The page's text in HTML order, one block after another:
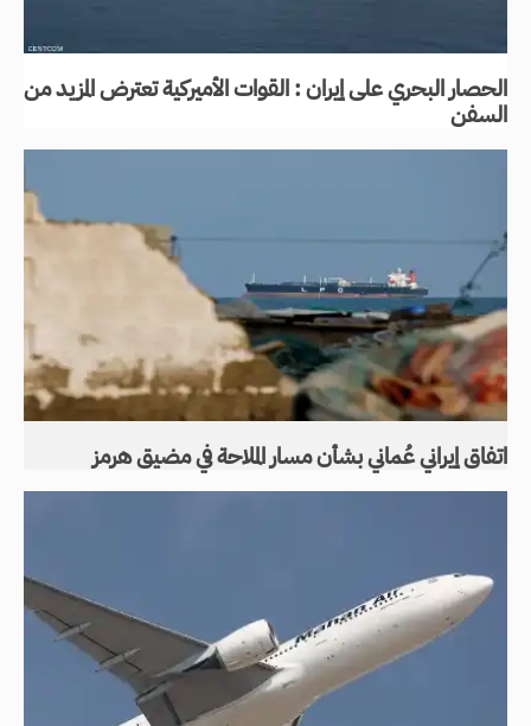
الحصار البحري على إيران : القوات الأميركية تعترض المزيد من
السفن
اتفاق إيراني عُماني بشأن مسار الملاحة في مضيق هرمز